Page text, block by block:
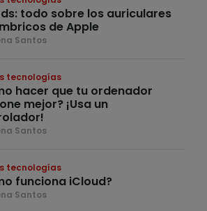
todo sobre los auriculares
de Apple
Santos
tecnologías
hacer que tu ordenador
mejor? ¡Usa un
Santos
tecnologías
funciona iCloud?
Santos